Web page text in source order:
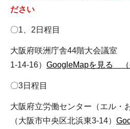
ださい
〇1、2日程目
大阪府咲洲庁舎44階大会議室
1-14-16） GoogleMapを見る （
〇3日程目
大阪府立労働センター（エル・
（大阪市中央区北浜東3-14）